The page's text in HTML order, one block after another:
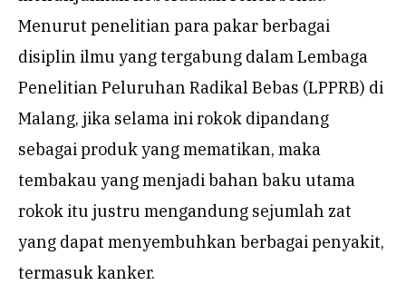
Menurut penelitian para pakar berbagai
disiplin ilmu yang tergabung dalam Lembaga
Penelitian Peluruhan Radikal Bebas (LPPRB) di
Malang, jika selama ini rokok dipandang
sebagai produk yang mematikan, maka
tembakau yang menjadi bahan baku utama
rokok itu justru mengandung sejumlah zat
yang dapat menyembuhkan berbagai penyakit,
termasuk kanker.